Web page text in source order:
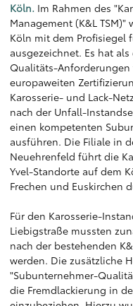
Köln. Im Rahmen des
Management (K&L
Köln mit dem Profisiegel
ausgezeichnet. Es hat
Qualitäts-Anforderungen
europaweiten
Karosserie- und Lack-
nach der Unfall-
einen kompetenten
ausführen. Die Filiale in
Neuehrenfeld führt die
Yvel-Standorte auf dem
Frechen und Euskirchen
Für den Karosserie-
Liebigstraße mussten
nach der bestehenden
werden. Die zusätzliche
"Subunternehmer-
die Fremdlackierung in